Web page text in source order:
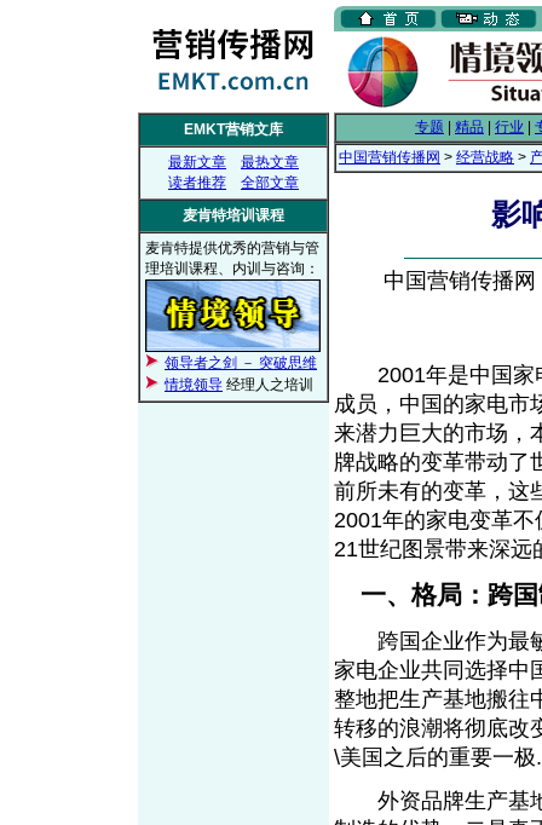
EMKT营销文库
最新文章
最热文章
读者推荐
全部文章
麦肯特培训课程
麦肯特提供优秀的营销与管
理培训课程、内训与咨询：
领导者之剑 － 突破思维
情境领导 经理人之培训
专题 精品 行业
中国营销传播网 > 经营战略 >
影
中国营销传播
2001年是中国家电
成员，中国的家电市
来潜力巨大的市场，
牌战略的变革带动了
前所未有的变革，这
2001年的家电变革
21世纪图景带来深远
一、格局：跨
跨国企业作为最敏
家电企业共同选择中
整地把生产基地搬往
转移的浪潮将彻底改
\美国之后的重要一极.
外资品牌生产基地